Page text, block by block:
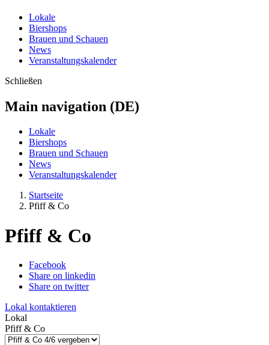
Lokale
Biershops
Brauen und Schauen
News
Veranstaltungskalender
Schließen
Main navigation (DE)
Lokale
Biershops
Brauen und Schauen
News
Veranstaltungskalender
Startseite
Pfiff & Co
Pfiff & Co
Facebook
Share on linkedin
Share on twitter
Lokal kontaktieren
Lokal
Pfiff & Co